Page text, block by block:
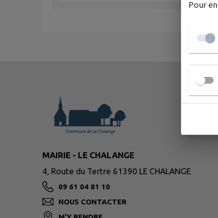
MAIRIE - LE CHALANGE
4, Route du Tertre 61390 LE CHALANGE
09 61 04 81 10
NOUS CONTACTER
Pour